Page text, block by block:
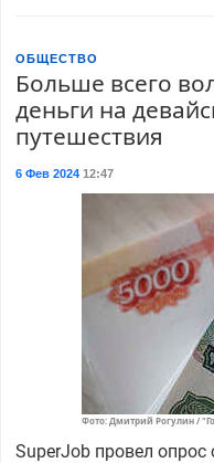
ОБЩЕСТВО
Больше всего
деньги на
путешествия
6 Фев 202412:47
Фото: Дмитрий Рогулин /
SuperJob провел